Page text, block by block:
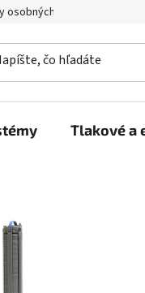
údajov
Tlakové a